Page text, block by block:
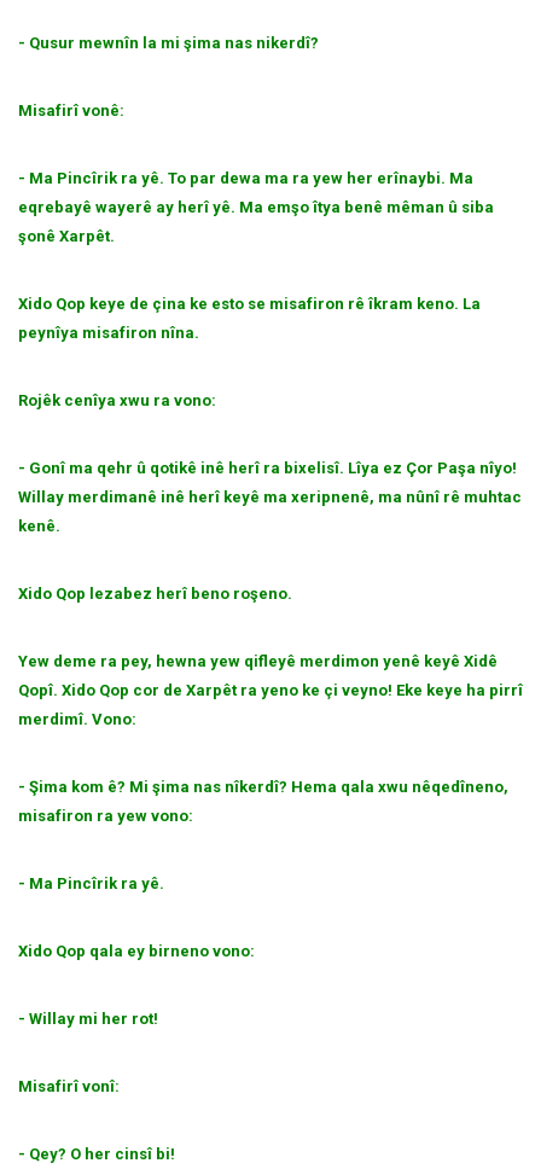
- Qusur mewnîn la mi şima nas nikerdî?
Misafirî vonê:
- Ma Pincîrik ra yê. To par dewa ma ra yew her erînaybi. Ma
eqrebayê wayerê ay herî yê. Ma emşo îtya benê mêman û siba
şonê Xarpêt.
Xido Qop keye de çina ke esto se misafiron rê îkram keno. La
peynîya misafiron nîna.
Rojêk cenîya xwu ra vono:
- Gonî ma qehr û qotikê inê herî ra bixelisî. Lîya ez Çor Paşa nîyo!
Willay merdimanê inê herî keyê ma xeripnenê, ma nûnî rê muhtac
kenê.
Xido Qop lezabez herî beno roşeno.
Yew deme ra pey, hewna yew qifleyê merdimon yenê keyê Xidê
Qopî. Xido Qop cor de Xarpêt ra yeno ke çi veyno! Eke keye ha pirrî
merdimî. Vono:
- Şima kom ê? Mi şima nas nîkerdî? Hema qala xwu nêqedîneno,
misafiron ra yew vono:
- Ma Pincîrik ra yê.
Xido Qop qala ey birneno vono:
- Willay mi her rot!
Misafirî vonî:
- Qey? O her cinsî bi!